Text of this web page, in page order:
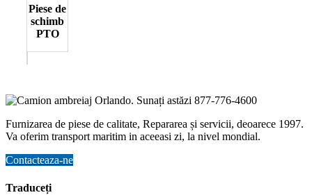
Piese de
schimb
PTO
Furnizarea de piese de calitate, Repararea și servicii, deoarece 1997.
Va oferim transport maritim in aceeasi zi, la nivel mondial.
Contacteaza-ne
Traduceți